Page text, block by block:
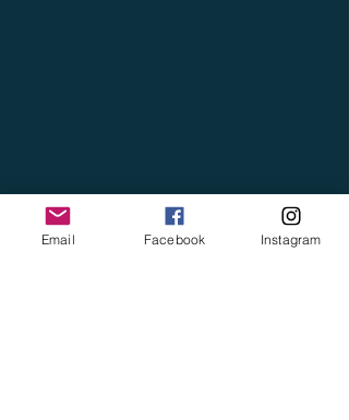
Email Facebook Instagram